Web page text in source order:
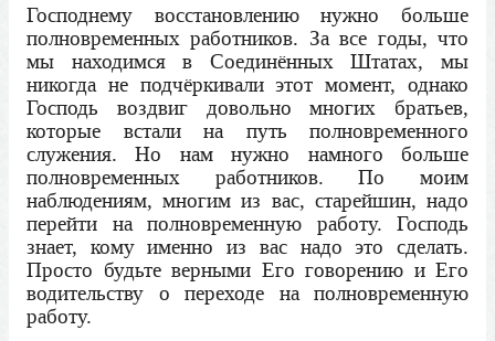
Господнему восстановлению нужно больше
полновременных работников. За все годы, что
мы находимся в Соединённых Штатах, мы
никогда не подчёркивали этот момент, однако
Господь воздвиг довольно многих братьев,
которые встали на путь полновременного
служения. Но нам нужно намного больше
полновременных работников. По моим
наблюдениям, многим из вас, старейшин, надо
перейти на полновременную работу. Господь
знает, кому именно из вас надо это сделать.
Просто будьте верными Его говорению и Его
водительству о переходе на полновременную
работу.